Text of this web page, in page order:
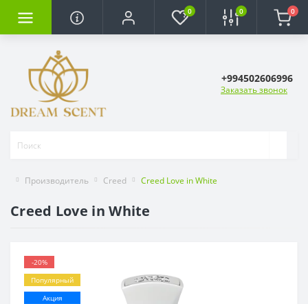
0 0 0
+994502606996
Заказать звонок
Производитель Creed Creed Love in White
Creed Love in White
-20%
Популярный
Акция